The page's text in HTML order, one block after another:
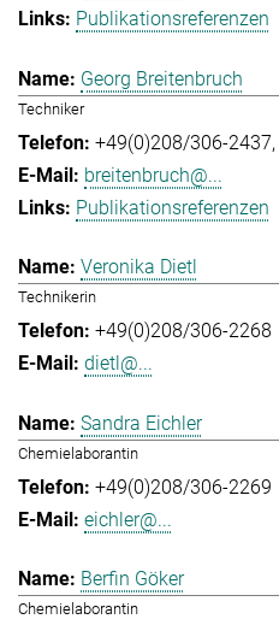
Publikationsreferenzen
Georg Breitenbruch
Techniker
+49(0)208/306-2437
breitenbruch@...
Publikationsreferenzen
Veronika Dietl
Technikerin
+49(0)208/306-2268
dietl@...
Sandra Eichler
Chemielaborantin
+49(0)208/306-2269
eichler@...
Berfin Göker
Chemielaborantin